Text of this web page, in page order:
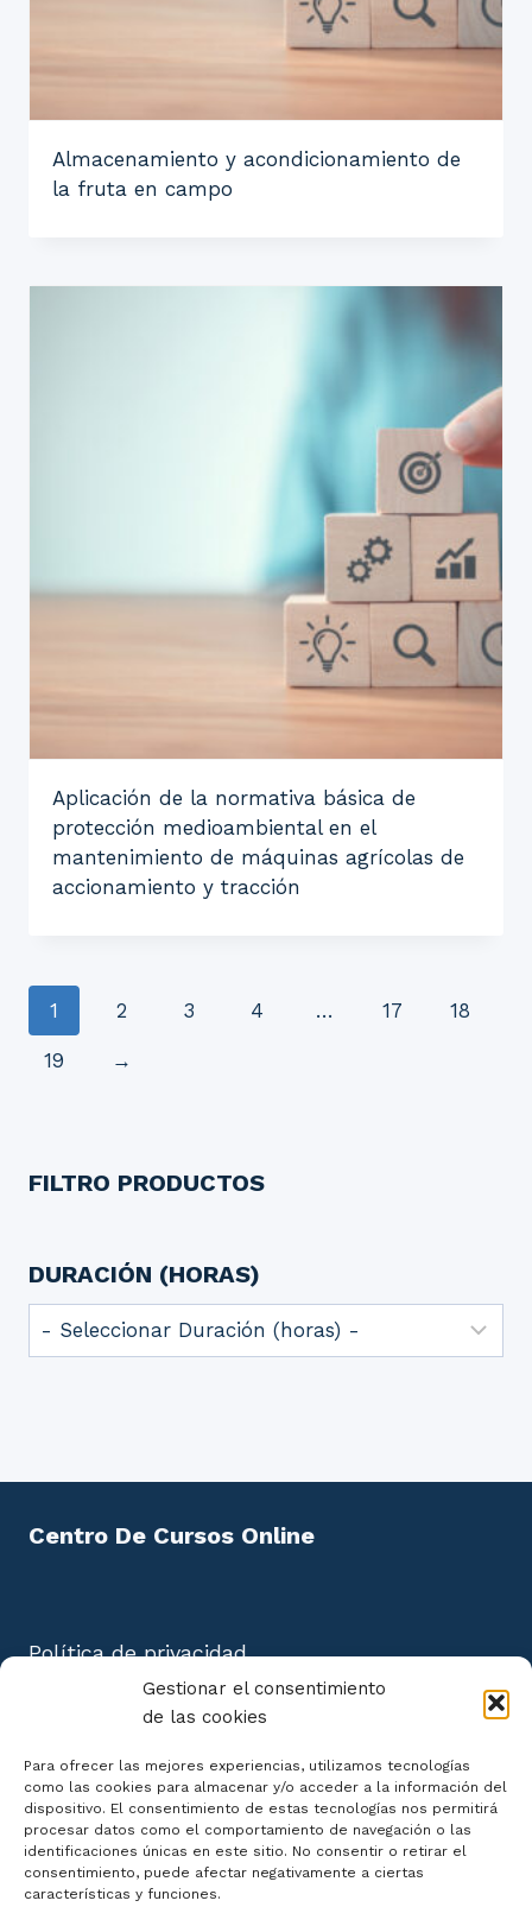
Gestionar el consentimiento
de las cookies
Para ofrecer las mejores experiencias, utilizamos tecnologías
como las cookies para almacenar y/o acceder a la información del
dispositivo. El consentimiento de estas tecnologías nos permitirá
procesar datos como el comportamiento de navegación o las
identificaciones únicas en este sitio. No consentir o retirar el
consentimiento, puede afectar negativamente a ciertas
características y funciones.
Almacenamiento y acondicionamiento de
la fruta en campo
Aplicación de la normativa básica de
protección medioambiental en el
mantenimiento de máquinas agrícolas de
accionamiento y tracción
1 2 3 4 … 17 18
19 →
FILTRO PRODUCTOS
DURACIÓN (HORAS)
Centro De Cursos Online
Política de privacidad
Aviso Legal
Política de cookies
Declaración de Accesibilidad